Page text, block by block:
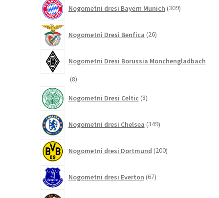
Nogometni dresi Bayern Munich 309izdelkov
Nogometni Dresi Benfica 26izdelkov
Nogometni Dresi Borussia Monchengladbach
88
Nogometni Dresi Celtic 8izdelkov
Nogometni dresi Chelsea 349izdelkov
Nogometni dresi Dortmund 200izdelkov
Nogometni dresi Everton 67izdelkov